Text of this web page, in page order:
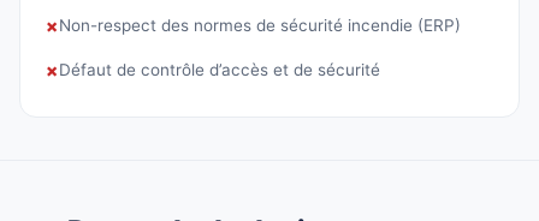
✗Non-respect des normes de sécurité incendie (ERP)
✗Défaut de contrôle d’accès et de sécurité